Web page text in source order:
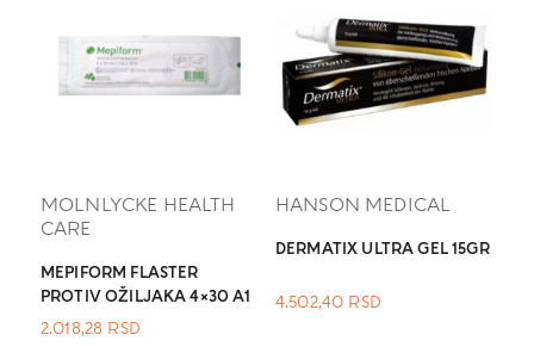
MOLNLYCKE HEALTH
CARE
MEPIFORM FLASTER
PROTIV OŽILJAKA 4×30 A1
2.018,28 RSD
HANSON MEDICAL
DERMATIX ULTRA GEL 15GR
4.502,40 RSD